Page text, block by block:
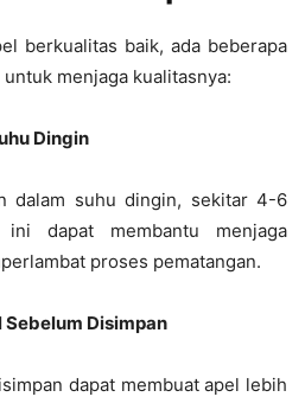
berkualitas baik, ada beberapa
menjaga kualitasnya:
Dingin
dalam suhu dingin, sekitar 4-6
dapat membantu menjaga
proses pematangan.
Disimpan
dapat membuat apel lebih